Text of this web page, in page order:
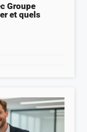
Groupe
et quels